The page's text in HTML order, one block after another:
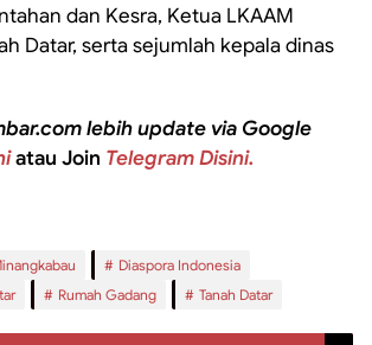
dan Kesra, Ketua LKAAM
Datar, serta sejumlah kepala dinas
lebih update via Google
atau Join Telegram Disini.
Diaspora Indonesia
Rumah Gadang Tanah Datar